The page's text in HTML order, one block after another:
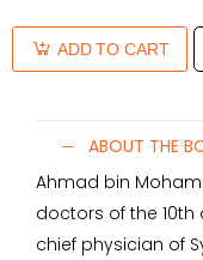
ADD TO CART
ABOUT THE
Ahmad bin
doctors of the 10th
chief physician of